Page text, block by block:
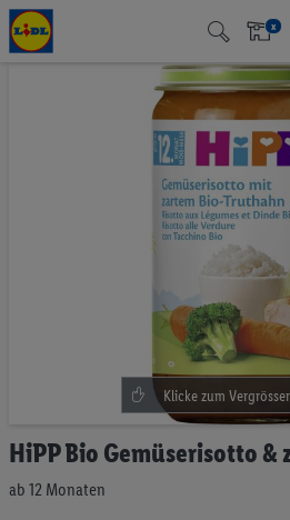
x
HiPP Bio Gemüserisotto &
ab 12 Monaten
Zum
Anfang
der